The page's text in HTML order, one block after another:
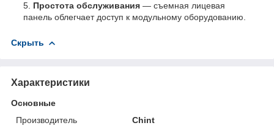
Простота обслуживания — съемная лицевая
панель облегчает доступ к модульному оборудованию.
Скрыть
Характеристики
Основные
Производитель
Chint